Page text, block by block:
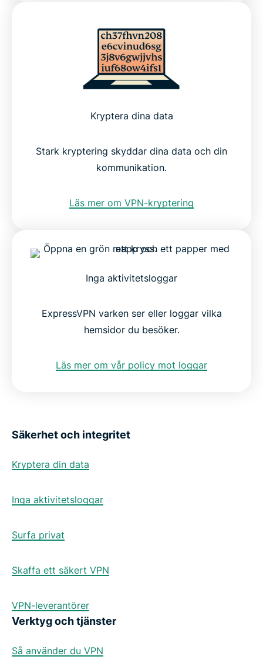
Kryptera dina data
Stark kryptering skyddar dina data och din
kommunikation.
Läs mer om VPN-kryptering
Inga aktivitetsloggar
ExpressVPN varken ser eller loggar vilka
hemsidor du besöker.
Läs mer om vår policy mot loggar
Säkerhet och integritet
Kryptera din data
Inga aktivitetsloggar
Surfa privat
Skaffa ett säkert VPN
VPN-leverantörer
Verktyg och tjänster
Så använder du VPN